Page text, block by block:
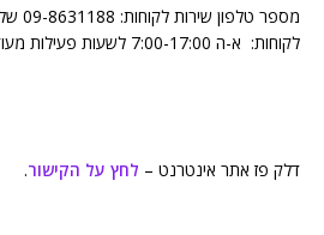
לקוחות: א-ה 7:00-17:00 לשעות פעילות מעודכנות
דלק פז אתר אינטרנט – לחץ על הקישור.